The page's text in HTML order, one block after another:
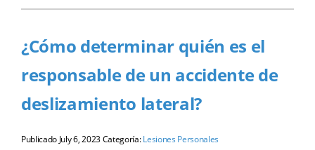
¿Cómo determinar quién es el
responsable de un accidente de
deslizamiento lateral?
Publicado July 6, 2023Categoría:Lesiones Personales